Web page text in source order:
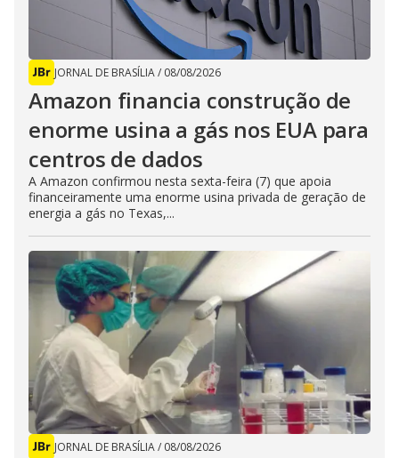
JORNAL DE BRASÍLIA/ 08/08/2026
Amazon financia construção de
enorme usina a gás nos EUA para
centros de dados
A Amazon confirmou nesta sexta-feira (7) que apoia
financeiramente uma enorme usina privada de geração de
energia a gás no Texas,...
JORNAL DE BRASÍLIA/ 08/08/2026